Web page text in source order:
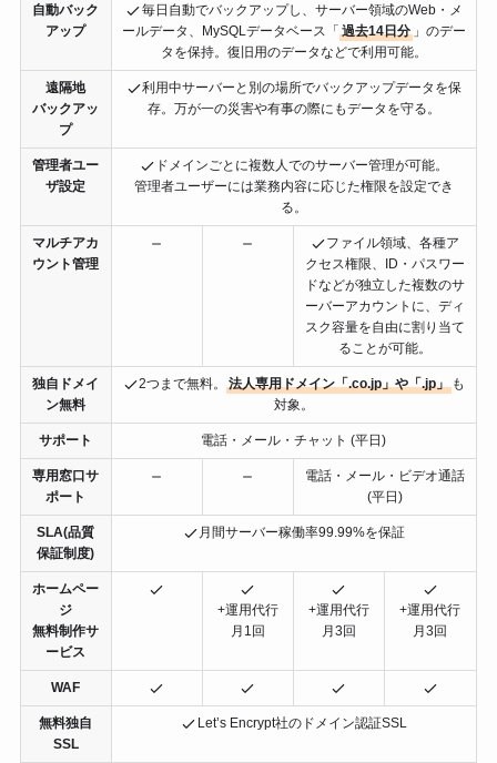
自動バック
アップ
毎日自動でバックアップし、サーバー領域のWeb・メ
ールデータ、MySQLデータベース「 過去14日分 」のデー
タを保持。復旧用のデータなどで利用可能。
遠隔地
バックアッ
プ
利用中サーバーと別の場所でバックアップデータを保
存。万が一の災害や有事の際にもデータを守る。
管理者ユー
ザ設定
ドメインごとに複数人でのサーバー管理が可能。
管理者ユーザーには業務内容に応じた権限を設定でき
る。
マルチアカ
ウント管理
ファイル領域、各種ア
クセス権限、ID・パスワー
ドなどが独立した複数のサ
ーバーアカウントに、ディ
スク容量を自由に割り当て
ることが可能。
独自ドメイ
ン無料
2つまで無料。 法人専用ドメイン「.co.jp」や「.jp」
も
対象。
サポート 電話・メール・チャット (平日)
専用窓口サ
ポート
電話・メール・ビデオ通話
(平日)
SLA(品質
保証制度)
月間サーバー稼働率99.99%を保証
ホームペー
ジ
無料制作サ
ービス
+運用代行
月1回
+運用代行
月3回
+運用代行
月3回
WAF
無料独自
SSL
Let’s Encrypt社のドメイン認証SSL